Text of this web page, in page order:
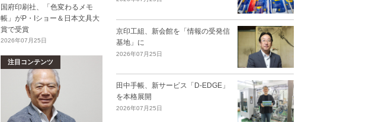
国府印刷社、「色変わるメモ
帳」がP・Iショー＆日本文具大
賞で受賞
2026年07月25日
注目コンテンツ
京印工組、新会館を「情報の受発信
基地」に
2026年07月25日
田中手帳、新サービス「D-EDGE」
を本格展開
2026年07月25日